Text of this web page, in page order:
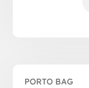
PORTO BAG